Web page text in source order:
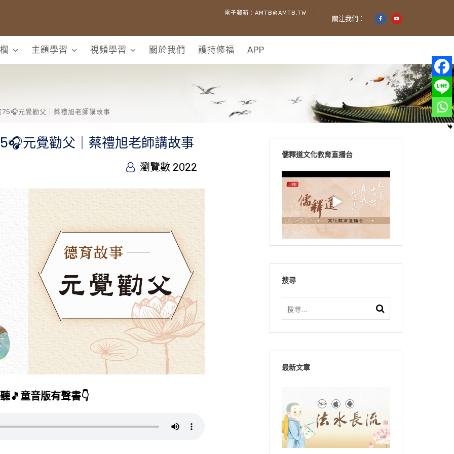
電子郵箱：AMTB@AMTB.TW
關注我們：
主題學習 視頻學習 關於我們 護持修福 APP
元覺勸父｜蔡禮旭老師講故事
元覺勸父｜蔡禮旭老師講故事
瀏覽數 2022
🎵童音版有聲書👇️
儒釋道文化教育直播台
搜尋
最新文章